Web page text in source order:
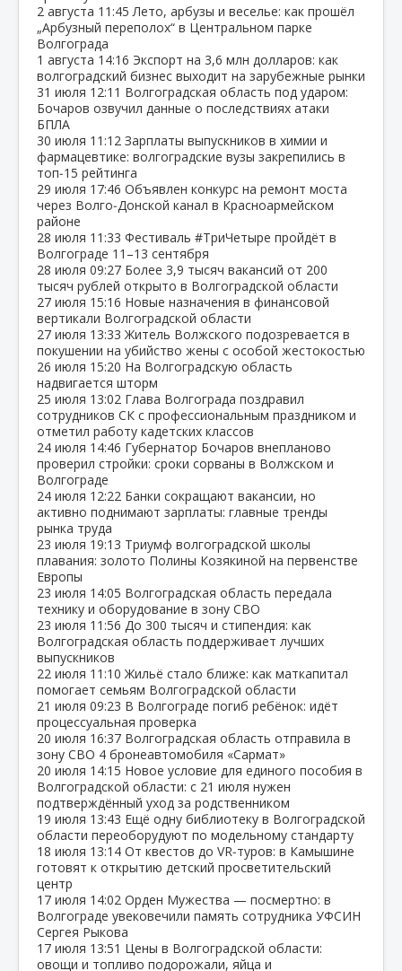
2 августа 11:45 Лето, арбузы и веселье: как прошёл
„Арбузный переполох“ в Центральном парке
Волгограда
1 августа 14:16 Экспорт на 3,6 млн долларов: как
волгоградский бизнес выходит на зарубежные рынки
31 июля 12:11 Волгоградская область под ударом:
Бочаров озвучил данные о последствиях атаки
БПЛА
30 июля 11:12 Зарплаты выпускников в химии и
фармацевтике: волгоградские вузы закрепились в
топ‑15 рейтинга
29 июля 17:46 Объявлен конкурс на ремонт моста
через Волго‑Донской канал в Красноармейском
районе
28 июля 11:33 Фестиваль #ТриЧетыре пройдёт в
Волгограде 11–13 сентября
28 июля 09:27 Более 3,9 тысяч вакансий от 200
тысяч рублей открыто в Волгоградской области
27 июля 15:16 Новые назначения в финансовой
вертикали Волгоградской области
27 июля 13:33 Житель Волжского подозревается в
покушении на убийство жены с особой жестокостью
26 июля 15:20 На Волгоградскую область
надвигается шторм
25 июля 13:02 Глава Волгограда поздравил
сотрудников СК с профессиональным праздником и
отметил работу кадетских классов
24 июля 14:46 Губернатор Бочаров внепланово
проверил стройки: сроки сорваны в Волжском и
Волгограде
24 июля 12:22 Банки сокращают вакансии, но
активно поднимают зарплаты: главные тренды
рынка труда
23 июля 19:13 Триумф волгоградской школы
плавания: золото Полины Козякиной на первенстве
Европы
23 июля 14:05 Волгоградская область передала
технику и оборудование в зону СВО
23 июля 11:56 До 300 тысяч и стипендия: как
Волгоградская область поддерживает лучших
выпускников
22 июля 11:10 Жильё стало ближе: как маткапитал
помогает семьям Волгоградской области
21 июля 09:23 В Волгограде погиб ребёнок: идёт
процессуальная проверка
20 июля 16:37 Волгоградская область отправила в
зону СВО 4 бронеавтомобиля «Сармат»
20 июля 14:15 Новое условие для единого пособия в
Волгоградской области: с 21 июля нужен
подтверждённый уход за родственником
19 июля 13:43 Ещё одну библиотеку в Волгоградской
области переоборудуют по модельному стандарту
18 июля 13:14 От квестов до VR‑туров: в Камышине
готовят к открытию детский просветительский
центр
17 июля 14:02 Орден Мужества — посмертно: в
Волгограде увековечили память сотрудника УФСИН
Сергея Рыкова
17 июля 13:51 Цены в Волгоградской области:
овощи и топливо подорожали, яйца и